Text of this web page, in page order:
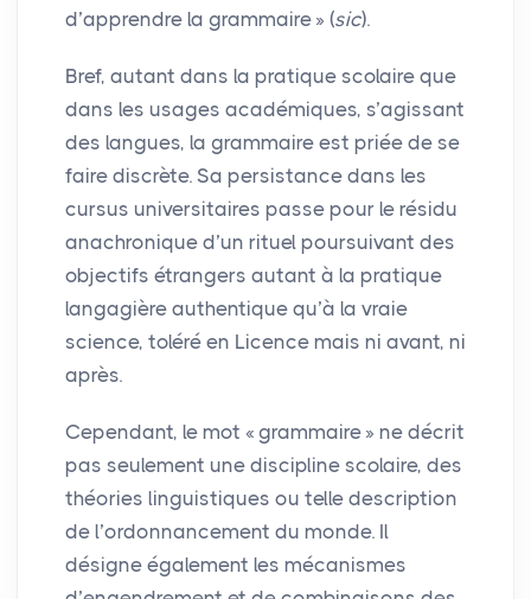
d’apprendre la grammaire » (sic).
Bref, autant dans la pratique scolaire que
dans les usages académiques, s’agissant
des langues, la grammaire est priée de se
faire discrète. Sa persistance dans les
cursus universitaires passe pour le résidu
anachronique d’un rituel poursuivant des
objectifs étrangers autant à la pratique
langagière authentique qu’à la vraie
science, toléré en Licence mais ni avant, ni
après.
Cependant, le mot « grammaire » ne décrit
pas seulement une discipline scolaire, des
théories linguistiques ou telle description
de l’ordonnancement du monde. Il
désigne également les mécanismes